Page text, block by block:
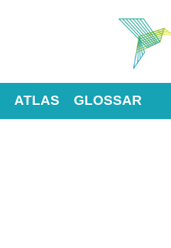
ATLAS GLOSSAR